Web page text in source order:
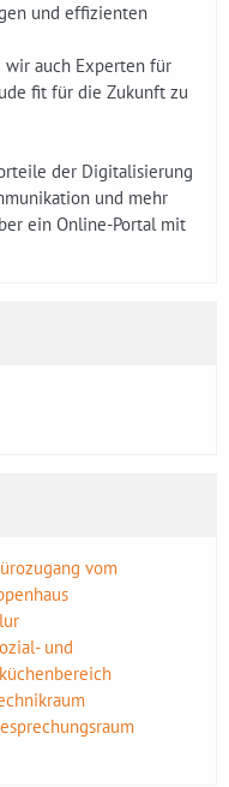
und effizienten
wir auch Experten für
fit für die Zukunft zu
der Digitalisierung
und mehr
ein Online-Portal mit
vom
und